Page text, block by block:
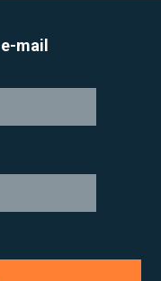
mail